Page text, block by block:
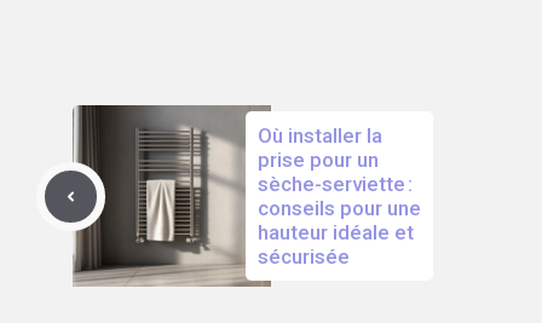
Où installer la
prise pour un
sèche-serviette :
conseils pour une
hauteur idéale et
sécurisée